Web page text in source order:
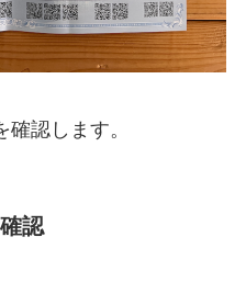
確認します。
認